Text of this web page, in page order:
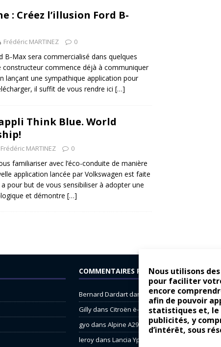
Nous utilisons
pour faciliter
encore
afin de pouvoir
statistiques et, le
publicités, y
d’intérêt, sous
: Créez l’illusion Ford B-
Frédéric MARTINEZ 0
B-Max sera commercialisé dans quelques
constructeur commence déjà à communiquer
lançant une sympathique application pour
il suffit de vous rendre ici […]
Think Blue. World
Frédéric MARTINEZ 0
familiariser avec l’éco-conduite de manière
application lancée par Volkswagen est faite
pour but de vous sensibiliser à adopter une
et démontre […]
COMMENTAIRES RÉCENTS
Bernard Dardartdans
Dacia Sandero : pour
Gillydans Citroën ë-C3 : la révolution a
gyo dans Alpine A290 : L’irrésistible attraction
leroydans Lancia Ypsilon : naturellement